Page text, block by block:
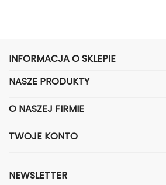
INFORMACJA O SKLEPIE
NASZE PRODUKTY
O NASZEJ FIRMIE
TWOJE KONTO
NEWSLETTER